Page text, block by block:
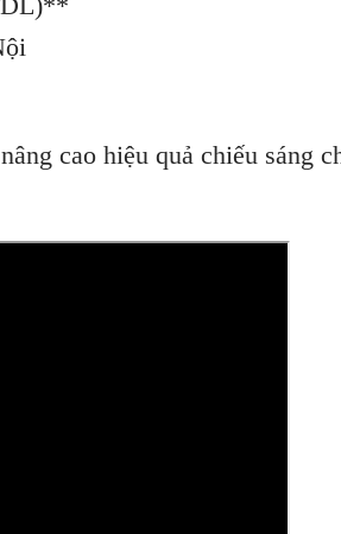
cao hiệu quả chiếu sáng